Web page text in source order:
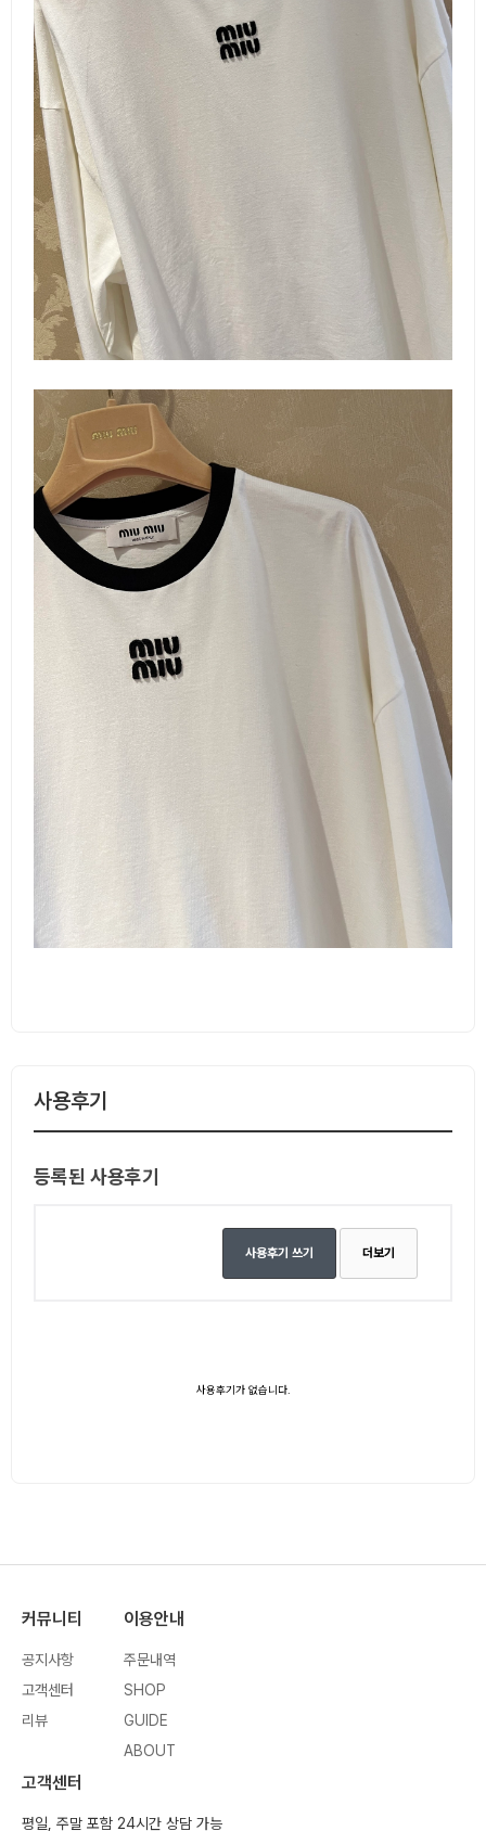
사용후기
등록된 사용후기
사용후기 쓰기 더보기
사용후기가 없습니다.
커뮤니티
공지사항
고객센터
리뷰
이용안내
주문내역
SHOP
GUIDE
ABOUT
고객센터
평일, 주말 포함 24시간 상담 가능